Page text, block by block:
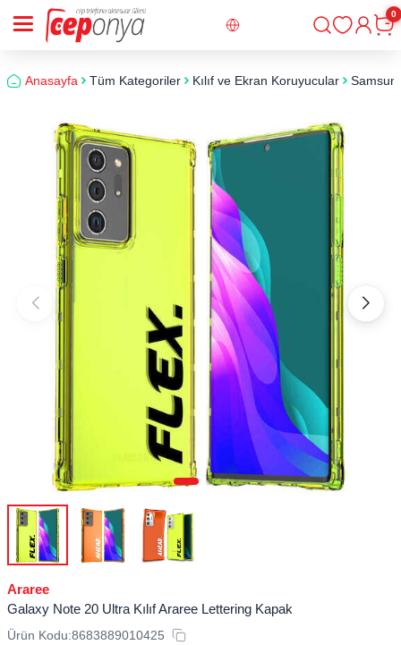
Giriş
0
Anasayfa Tüm Kategoriler Kılıf ve Ekran Koruyucular
Araree
Galaxy Note 20 Ultra Kılıf Araree Lettering Kapak
Ürün Kodu:8683889010425